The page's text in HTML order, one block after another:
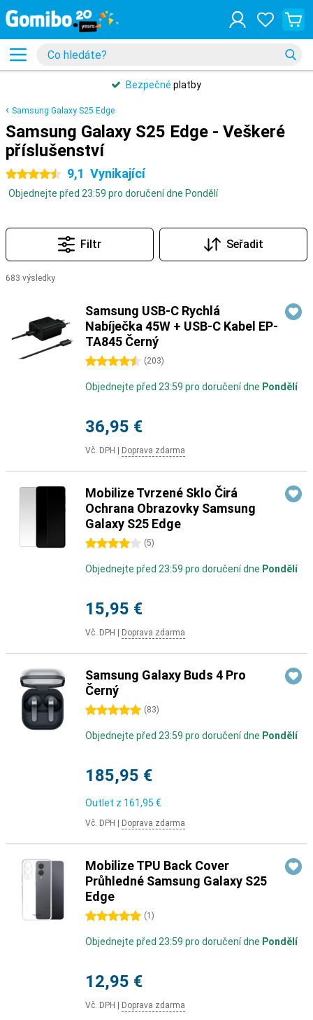
Bezpečné platby
Samsung Galaxy S25 Edge
Samsung Galaxy S25 Edge - Veškeré
příslušenství
4.5 hvězdičky 9,1 Vynikající
Objednejte před 23:59 pro doručení dne Pondělí
Filtr Seřadit
683 výsledky
Samsung USB-C Rychlá
Nabíječka 45W + USB-C Kabel EP-
TA845 Černý
4.5 hvězdičky(203)
Objednejte před 23:59 pro doručení dne Pondělí
36,95 €
Vč. DPH Doprava zdarma
Mobilize Tvrzené Sklo Čirá
Ochrana Obrazovky Samsung
Galaxy S25 Edge
4 hvězdičky (5)
Objednejte před 23:59 pro doručení dne Pondělí
15,95 €
Vč. DPH Doprava zdarma
Samsung Galaxy Buds 4 Pro
Černý
5 hvězdičky (83)
Objednejte před 23:59 pro doručení dne Pondělí
185,95 €
Outlet z 161,95 €
Vč. DPH Doprava zdarma
Mobilize TPU Back Cover
Průhledné Samsung Galaxy S25
Edge
5 hvězdičky (1 )
Objednejte před 23:59 pro doručení dne Pondělí
12,95 €
Vč. DPH Doprava zdarma